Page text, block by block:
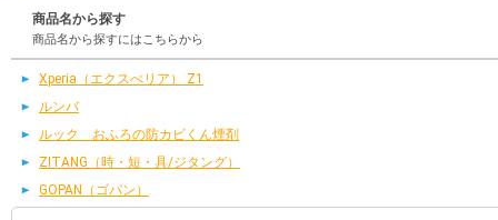
商品名から探す
商品名から探すにはこちらから
Xperia（エクスぺリア） Z1
ルンバ
ルック おふろの防カビくん煙剤
ZITANG（時・短・具/ジタング）
GOPAN（ゴパン）